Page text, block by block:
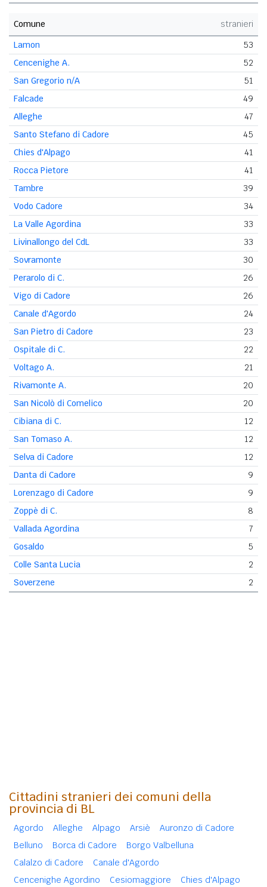
Comune
stranieri
Lamon
53
Cencenighe A.
52
San Gregorio n/A
51
Falcade
49
Alleghe
47
Santo Stefano di Cadore
45
Chies d'Alpago
41
Rocca Pietore
41
Tambre
39
Vodo Cadore
34
La Valle Agordina
33
Livinallongo del CdL
33
Sovramonte
30
Perarolo di C.
26
Vigo di Cadore
26
Canale d'Agordo
24
San Pietro di Cadore
23
Ospitale di C.
22
Voltago A.
21
Rivamonte A.
20
San Nicolò di Comelico
20
Cibiana di C.
12
San Tomaso A.
12
Selva di Cadore
12
Danta di Cadore
9
Lorenzago di Cadore
9
Zoppè di C.
8
Vallada Agordina
7
Gosaldo
5
Colle Santa Lucia
2
Soverzene
2
Cittadini stranieri dei comuni della
provincia di BL
Agordo Alleghe Alpago Arsiè
Auronzo di Cadore
Belluno
Borca di Cadore
Borgo Valbelluna
Calalzo di Cadore
Canale d'Agordo
Cencenighe Agordino
Cesiomaggiore
Chies d'Alpago